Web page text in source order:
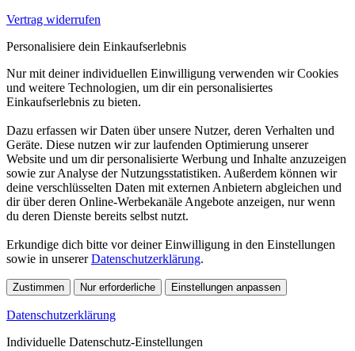
Vertrag widerrufen
Personalisiere dein Einkaufserlebnis
Nur mit deiner individuellen Einwilligung verwenden wir Cookies
und weitere Technologien, um dir ein personalisiertes
Einkaufserlebnis zu bieten.
Dazu erfassen wir Daten über unsere Nutzer, deren Verhalten und
Geräte. Diese nutzen wir zur laufenden Optimierung unserer
Website und um dir personalisierte Werbung und Inhalte anzuzeigen
sowie zur Analyse der Nutzungsstatistiken. Außerdem können wir
deine verschlüsselten Daten mit externen Anbietern abgleichen und
dir über deren Online-Werbekanäle Angebote anzeigen, nur wenn
du deren Dienste bereits selbst nutzt.
Erkundige dich bitte vor deiner Einwilligung in den Einstellungen
sowie in unsererDatenschutzerklärung.
Zustimmen Nur erforderliche Einstellungen anpassen
Datenschutzerklärung
Individuelle Datenschutz-Einstellungen